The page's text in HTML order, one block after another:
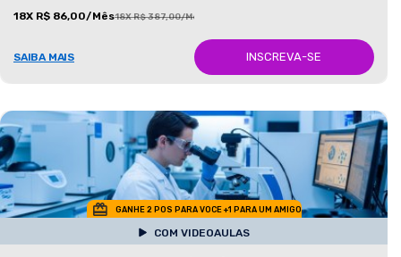
18X R$ 86,00/Mês18X R$ 387,00/Mês
SAIBA MAIS INSCREVA-SE
GANHE 2 POS PARA VOCE +1 PARA UM AMIGO
COM VIDEOAULAS